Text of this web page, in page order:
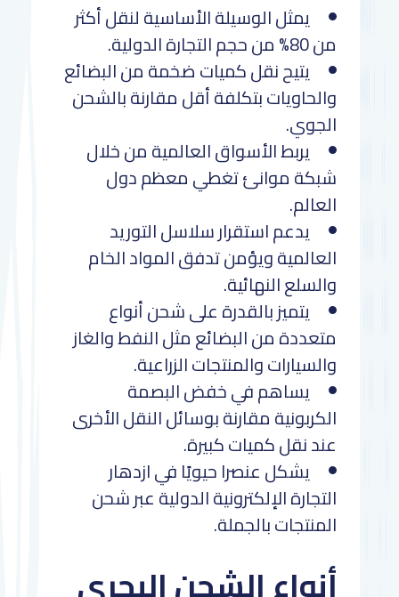
يمثل الوسيلة الأساسية لنقل أكثر
من 80% من حجم التجارة الدولية.
يتيح نقل كميات ضخمة من البضائع
والحاويات بتكلفة أقل مقارنة بالشحن
الجوي.
يربط الأسواق العالمية من خلال
شبكة موانئ تغطي معظم دول
العالم.
يدعم استقرار سلاسل التوريد
العالمية ويؤمن تدفق المواد الخام
والسلع النهائية.
يتميز بالقدرة على شحن أنواع
متعددة من البضائع مثل النفط والغاز
والسيارات والمنتجات الزراعية.
يساهم في خفض البصمة
الكربونية مقارنة بوسائل النقل الأخرى
عند نقل كميات كبيرة.
يشكل عنصرا حيويًا في ازدهار
التجارة الإلكترونية الدولية عبر شحن
المنتجات بالجملة.